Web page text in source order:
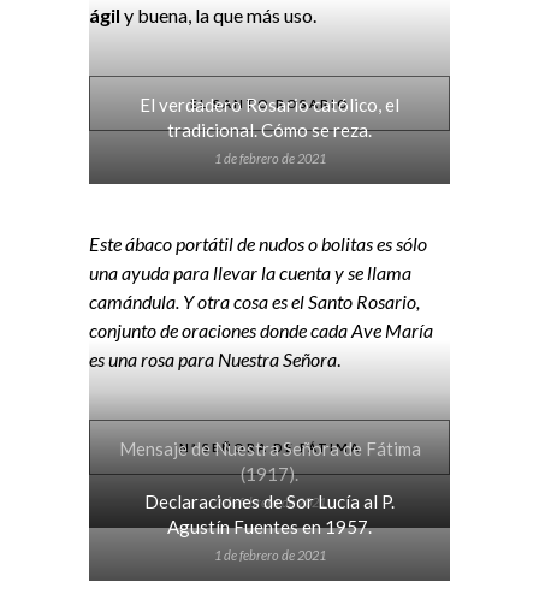
ágily buena, la que más uso.
EL SANTO ROSARIO
El verdadero Rosario católico, el
tradicional. Cómo se reza.
1 de febrero de 2021
Este ábaco portátil de nudos o bolitas es sólo
una ayuda para llevar la cuenta y se llama
camándula. Y otra cosa es el Santo Rosario,
conjunto de oraciones donde cada Ave María
es una rosa para Nuestra Señora.
Nª SEÑORA DE FÁTIMA
Mensaje de Nuestra Señora de Fátima
(1917).
2 de febrero de 2021
Declaraciones de Sor Lucía al P.
Agustín Fuentes en 1957.
1 de febrero de 2021